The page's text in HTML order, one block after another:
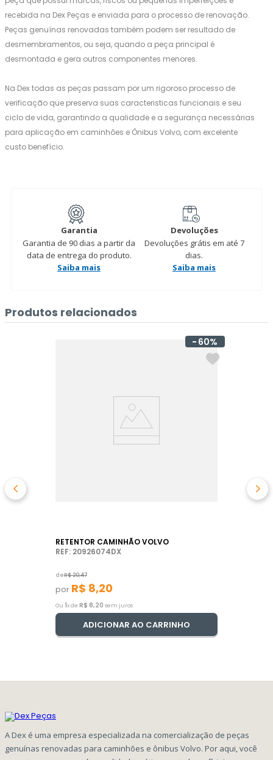
recebida na Dex Peças e enviada para o processo de renovação.
Peças genuínas renovadas também podem ser resultado de
desmembramentos, ou seja, quando a peça principal é
desmontada e gera outros componentes menores.
Na Dex todas as peças passam por um rigoroso processo de
verificação que preserva suas caracteristicas funcionais e seu
ciclo de vida, garantindo a qualidade e a segurança necessárias
para aplicação em caminhões e Ônibus Volvo, com excelente
custo benefício.
Garantia
Garantia de 90 dias a partir da
data de entrega do produto.
Saiba mais
Devoluções
Devoluções grátis em até 7
dias.
Saiba mais
Produtos relacionados
60%
RETENTOR CAMINHÃO VOLVO
REF: 20926074DX
deR$20,47
por R$ 8,20
Ou 1x de R$ 8,20 sem juros
ADICIONAR AO CARRINHO
A Dex é uma empresa especializada na comercialização de peças
genuínas renovadas para caminhões e ônibus Volvo. Por aqui, você